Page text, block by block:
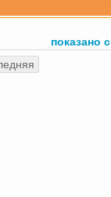
показано с